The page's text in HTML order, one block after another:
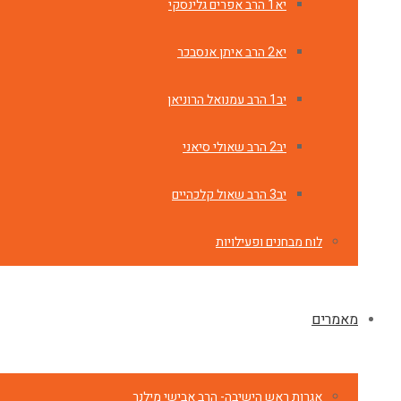
יא1 הרב אפרים גלינסקי
יא2 הרב איתן אנסבכר
יב1 הרב עמנואל הרוניאן
יב2 הרב שאולי סיאני
יב3 הרב שאול קלכהיים
לוח מבחנים ופעילויות
מאמרים